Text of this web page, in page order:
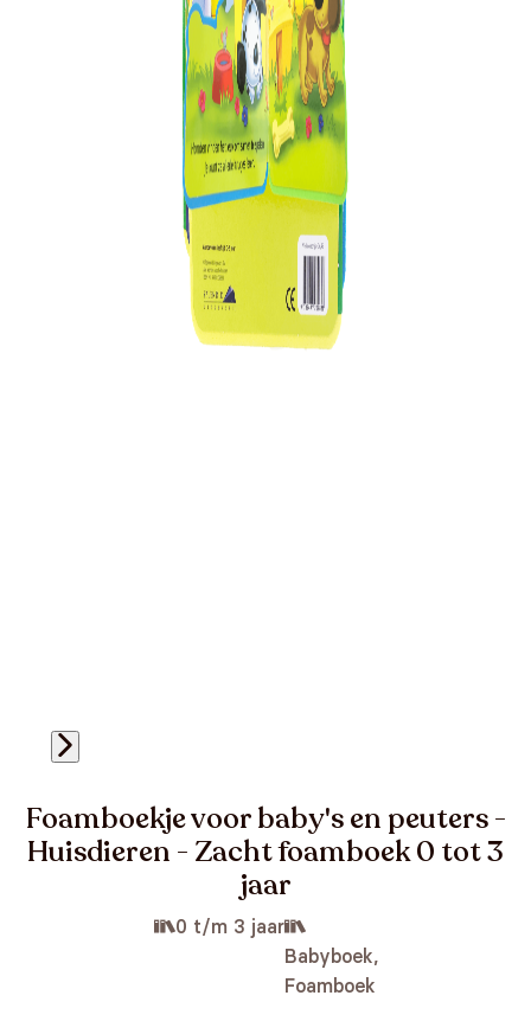
Foamboekje voor baby's en peuters -
Huisdieren - Zacht foamboek 0 tot 3
jaar
0 t/m 3 jaar
Babyboek,
Foamboek